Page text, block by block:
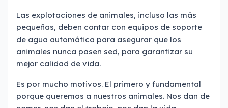
Las explotaciones de animales, incluso las más
pequeñas, deben contar con equipos de soporte
de agua automática para asegurar que los
animales nunca pasen sed, para garantizar su
mejor calidad de vida.
Es por mucho motivos. El primero y fundamental
porque queremos a nuestros animales. Nos dan de